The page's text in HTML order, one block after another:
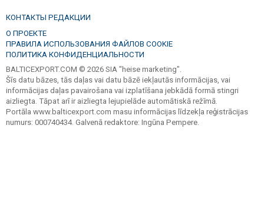
КОНТАКТЫ РЕДАКЦИИ
О ПРОЕКТЕ
ПРАВИЛА ИСПОЛЬЗОВАНИЯ ФАЙЛОВ COOKIE
ПОЛИТИКА КОНФИДЕНЦИАЛЬНОСТИ
BALTICEXPORT.COM © 2026 SIA "heise marketing".
Šīs datu bāzes, tās daļas vai datu bāzē iekļautās informācijas, vai
informācijas daļas pavairošana vai izplatīšana jebkādā formā stingri
aizliegta. Tāpat arī ir aizliegta lejupielāde automātiskā režīmā.
Portāla www.balticexport.com masu informācijas līdzekļa reģistrācijas
numurs: 000740434. Galvenā redaktore: Ingūna Pempere.